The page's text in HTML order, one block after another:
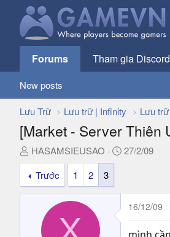
Forums Tham gia Discord
New posts
Lưu Trữ Lưu trữ | Infinity Lưu
[Market - Server Thiên
T
h
e
HASAMSIEUSAO
N
27/2/09
Trước
1 2 3
16/12/09